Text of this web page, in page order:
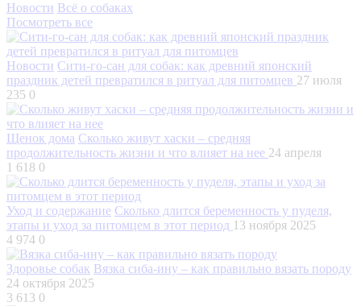
Новости Всё о собаках
Посмотреть все
Новости Сити-го-сан для собак: как древний японский
праздник детей превратился в ритуал для питомцев 27 июля
235 0
Щенок дома Сколько живут хаски – средняя
продолжительность жизни и что влияет на нее 24 апреля
1 618 0
Уход и содержание Сколько длится беременность у пуделя,
этапы и уход за питомцем в этот период 13 ноября 2025
4 974 0
Здоровье собак Вязка сиба-ину – как правильно вязать породу
24 октября 2025
3 613 0